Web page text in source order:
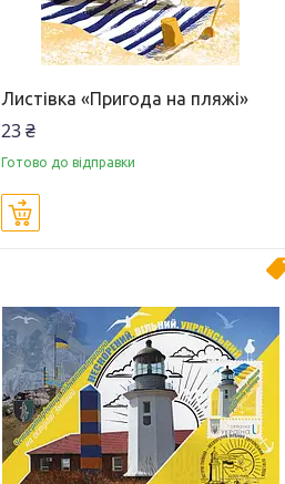
Листівка «Пригода на пляжі»
23 ₴
Готово до відправки